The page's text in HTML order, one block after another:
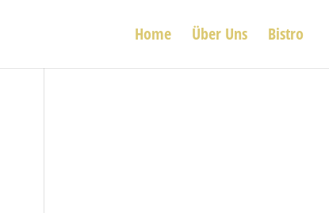
Home Über Uns Bistro